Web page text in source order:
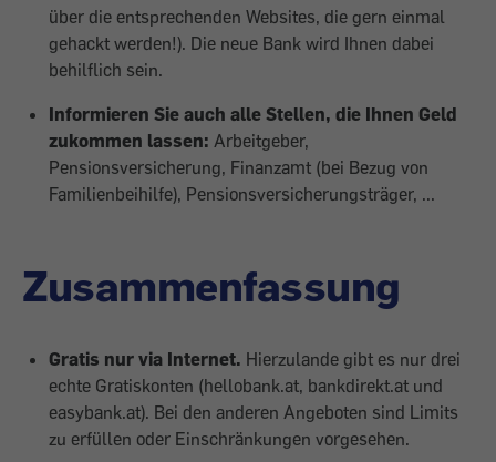
über die entsprechenden Websites, die gern einmal
gehackt werden!). Die neue Bank wird Ihnen dabei
behilflich sein.
Informieren Sie auch alle Stellen, die Ihnen Geld
zukommen lassen: Arbeitgeber,
Pensionsversicherung, Finanzamt (bei Bezug von
Familienbeihilfe), Pensionsversicherungsträger, ...
Zusammenfassung
Gratis nur via Internet. Hierzulande gibt es nur drei
echte Gratiskonten (hellobank.at, bankdirekt.at und
easybank.at). Bei den anderen Angeboten sind Limits
zu erfüllen oder Einschränkungen vorgesehen.